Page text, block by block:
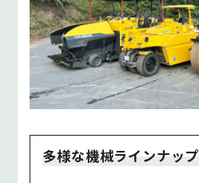
多様な機械ラインナップ